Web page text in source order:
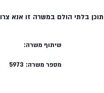
בלתי הולם במשרה זו אנא צרו
שיתוף משרה:
5973 מספר משרה: